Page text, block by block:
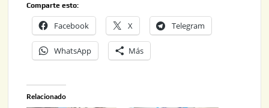
Comparte esto:
Facebook X Telegram
WhatsApp Más
Relacionado